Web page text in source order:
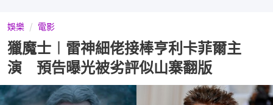
娛樂 電影
獵魔士︱雷神細佬接棒亨利卡菲爾主
演 預告曝光被劣評似山寨翻版